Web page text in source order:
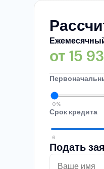
от15
0%
Срок кредита
6
Подать